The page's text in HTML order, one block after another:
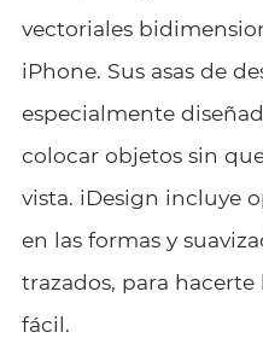
vectoriales
iPhone. Sus asas de
especialmente
colocar objetos sin
vista. iDesign incluye
en las formas y
trazados, para
fácil.